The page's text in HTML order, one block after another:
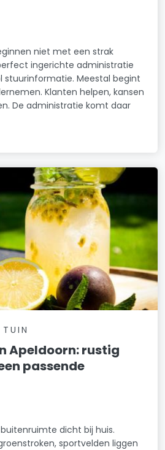
niet met een strak
ingerichte administratie
stuurinformatie. Meestal begint
Klanten helpen, kansen
De administratie komt daar
Apeldoorn: rustig
passende
dicht bij huis.
sportvelden liggen